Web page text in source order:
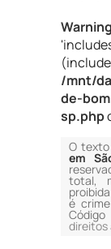
Warning
/mnt/
de-
sp.php
O
em
total,
é
direitos